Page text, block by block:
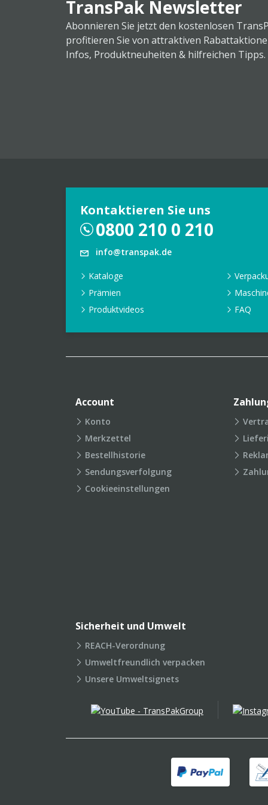
TransPak Newsletter
Abonnieren Sie jetzt den kostenlosen
profitieren Sie von attraktiven
Infos, Produktneuheiten & hilfreichen Tipps.
Kontaktieren Sie uns
0800 210 0 210
info@transpak.de
Kataloge
Prämien
Produktvideos
FAQ
Account
Konto
Merkzettel
Bestellhistorie
Sendungsverfolgung
Cookieeinstellungen
Sicherheit und Umwelt
REACH-Verordnung
Umweltfreundlich verpacken
Unsere Umweltsignets